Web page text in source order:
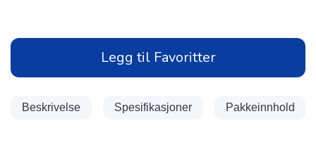
Legg til Favoritter
Beskrivelse Spesifikasjoner Pakkeinnhold